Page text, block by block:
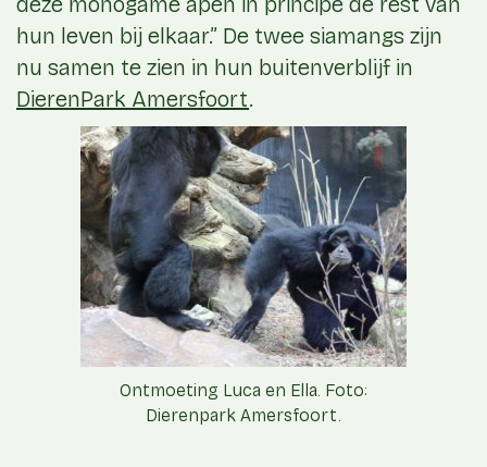
hun leven bij elkaar.” De twee siamangs zijn
nu samen te zien in hun buitenverblijf in
DierenPark Amersfoort.
Ontmoeting Luca en Ella. Foto:
Dierenpark Amersfoort.